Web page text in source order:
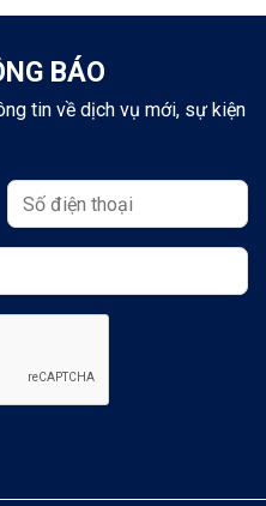
BÁO
tin về dịch vụ mới, sự kiện